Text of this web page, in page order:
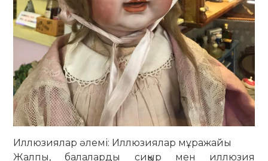
Иллюзиялар әлемі: Иллюзиялар мұражайы
Жалпы, балаларды сиқыр мен иллюзия